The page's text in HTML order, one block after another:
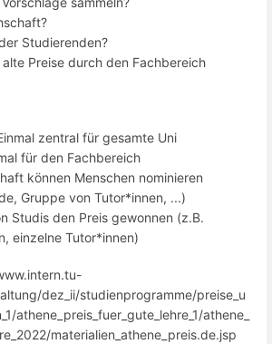
Studierenden?
alte Preise durch den Fachbereich
zentral für gesamte Uni
für den Fachbereich
können Menschen nominieren
Gruppe von Tutor*innen, ...)
Studis den Preis gewonnen (z.B.
einzelne Tutor*innen)
dez_ii/studienprogramme/preise_u
athene_preis_fuer_gute_lehre_1/athene_
materialien_athene_preis.de.jsp